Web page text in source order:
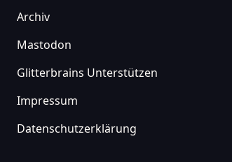
Archiv
Mastodon
Glitterbrains Unterstützen
Impressum
Datenschutzerklärung